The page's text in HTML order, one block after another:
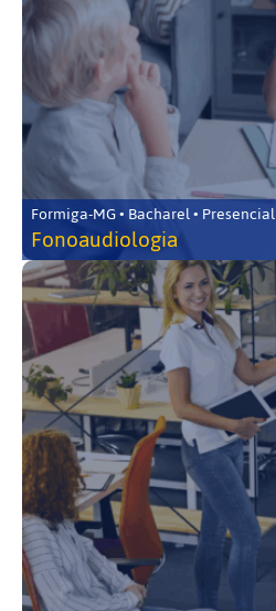
Formiga-MG • Bacharel • Presencial
Fonoaudiologia